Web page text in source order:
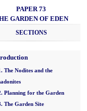
PAPER 73
GARDEN OF EDEN
SECTIONS
The Nodites and the
Planning for the Garden
The Garden Site